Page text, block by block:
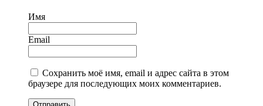
Имя
Email
Сохранить моё имя, email и адрес сайта в этом
браузере для последующих моих комментариев.